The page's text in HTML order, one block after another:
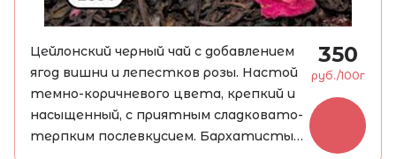
Цейлонский черный чай с добавлением
ягод вишни и лепестков розы. Настой
темно-коричневого цвета, крепкий и
насыщенный, с приятным сладковато-
терпким послевкусием. Бархатистый
350
руб./100г